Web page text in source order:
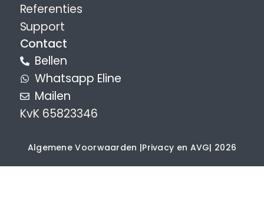
Referenties
Support
Contact
Bellen
Whatsapp Eline
Mailen
KvK 65823346
Algemene Voorwaarden |Privacy en AVG| 2026